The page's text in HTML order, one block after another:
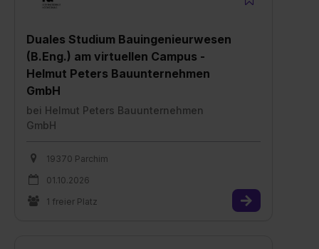
Duales Studium Bauingenieurwesen
(B.Eng.) am virtuellen Campus -
Helmut Peters Bauunternehmen
GmbH
bei Helmut Peters Bauunternehmen
GmbH
19370 Parchim
01.10.2026
1 freier Platz